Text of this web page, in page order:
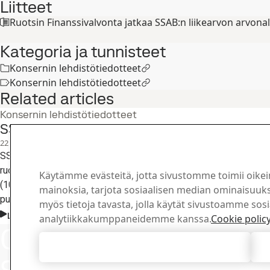
Liitteet
Ruotsin Finanssivalvonta jatkaa SSAB:n liikearvon
Kategoria ja tunnisteet
Konsernin lehdistötiedotteet
Konsernin lehdistötiedotteet
Related articles
Konsernin lehdistötiedotteet
SSAB julkisti tänään osavuosikatsauksensa
22
SSAB julkisti tänään osavuosikatsauksensa 1.1.-30.6.2026.
ruotsiksi yhtiön verkkosivuilla. SSAB järjestää analyytikko- ja
(10.30 EEST). Tilaisuuteen voi osallistua webcast-linkin kautta
puhelimitse.
Lue koko juttu
Ota yhteyttä
Ota
Käytämme evästeitä, jotta sivustomme toimii
mainoksia, tarjota sosiaalisen median
myös tietoja tavasta, jolla käytät sivustoamme
analytiikkakumppaneidemme kanssa.Cookie